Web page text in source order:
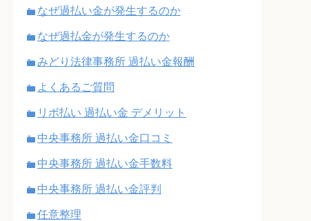
なぜ過払い金が発生するのか
なぜ過払金が発生するのか
みどり法律事務所 過払い金報酬
よくあるご質問
リボ払い 過払い金 デメリット
中央事務所 過払い金口コミ
中央事務所 過払い金手数料
中央事務所 過払い金評判
任意整理